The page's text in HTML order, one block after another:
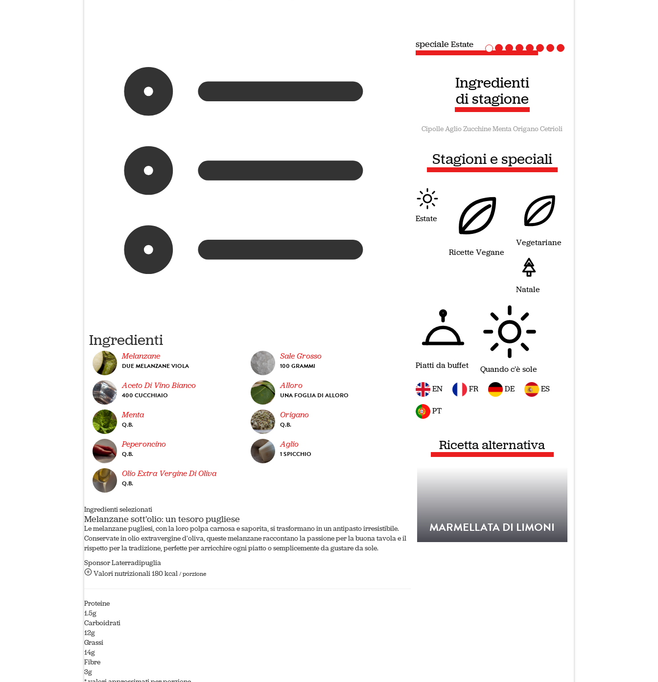
Ingredienti
Melanzane
DUE MELANZANE VIOLA
Sale Grosso
100 GRAMMI
Aceto Di Vino Bianco
400 CUCCHIAIO
Alloro
UNA FOGLIA DI ALLORO
Menta
Q.B.
Origano
Q.B.
Peperoncino
Q.B.
Aglio
1 SPICCHIO
Olio Extra Vergine Di Oliva
Q.B.
Ingredienti selezionati
Melanzane sott'olio: un tesoro pugliese
Le melanzane pugliesi, con la loro polpa carnosa e saporita, si trasformano in un antipasto irresistibile.
Conservate in olio extravergine d'oliva, queste melanzane raccontano la passione per la buona tavola e il
rispetto per la tradizione, perfette per arricchire ogni piatto o semplicemente da gustare da sole.
Sponsor Laterradipuglia
Valori nutrizionali180 kcal/ porzione
Proteine
1.5g
Carboidrati
12g
Grassi
14g
Fibre
3g
speciale Ricette Vegane
Ingredienti
di stagione
CipolleAglioZucchineMentaOriganoCetrioli
Stagioni e speciali
Estate
Ricette Vegane
Vegetariane
Natale
Piatti da buffet
Quando c'è sole
EN
FR DE ES
PT
Ricetta alternativa
MARMELLATA DI LIMONI